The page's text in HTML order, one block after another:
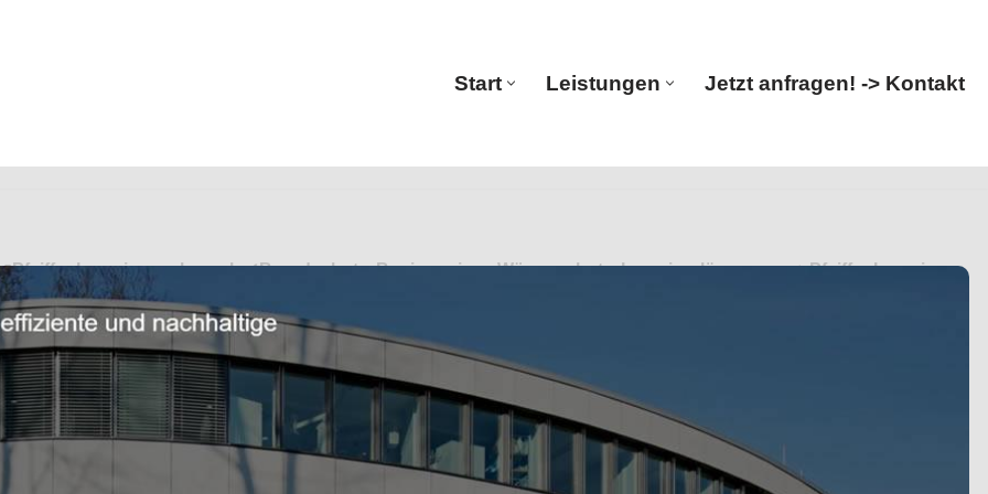
Start Leistungen Jetzt anfragen! -> Kontakt
Ingenieure als auch ✓Brandschutz, Bauingenieur, Wärmeschutz, Ingenieurlösungen. ➡️ Pfeiffer Ingenieure,
✓Ingenieurbüro, ✓Wärmeschutz als auch ✓Ingenieurlösungen in 55234 Framersheim. Mit uns erreichen Sie